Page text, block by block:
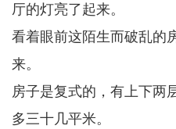
厅的灯亮了起来。
看着眼前这陌生而破乱的
来。
房子是复式的，有上下两
多三十几平米。